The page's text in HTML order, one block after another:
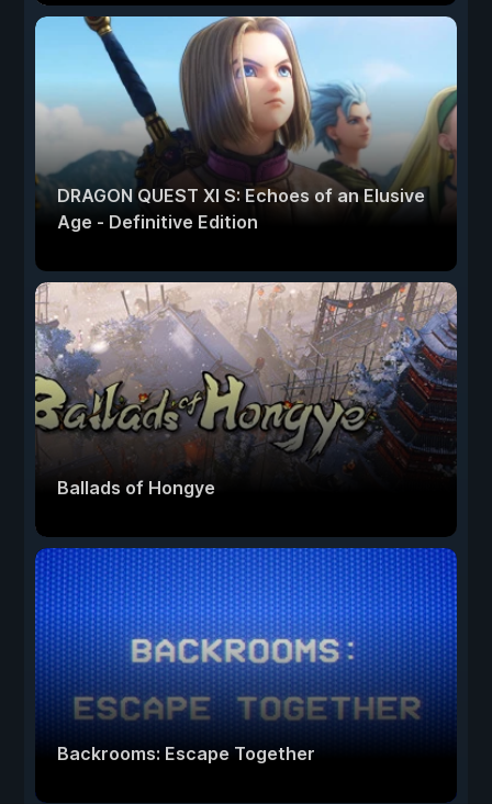
DRAGON QUEST XI S: Echoes of an Elusive
Age - Definitive Edition
Ballads of Hongye
Backrooms: Escape Together